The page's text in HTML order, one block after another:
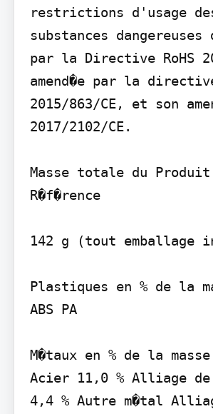
restrictions d'usage
substances
par la Directive RoHS
amend�e par la
2015/863/CE, et son
2017/2102/CE.
Masse totale du Produit
R�f�rence
142 g (tout emballage
Plastiques en % de la
ABS PA
M�taux en % de la
Acier 11,0 % Alliage
4,4 % Autre m�tal